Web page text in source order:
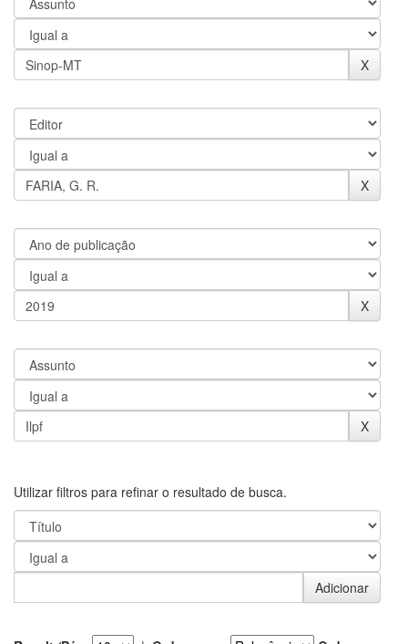
Utilizar filtros para refinar o resultado de busca.